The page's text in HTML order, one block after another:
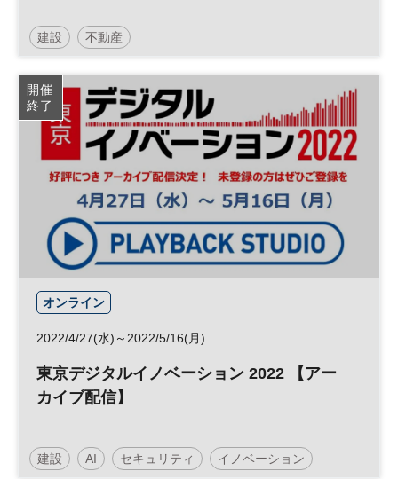
建設 不動産
開催
終了
オンライン
2022/4/27(水)～2022/5/16(月)
東京デジタルイノベーション 2022 【アー
カイブ配信】
建設 AI セキュリティ イノベーション